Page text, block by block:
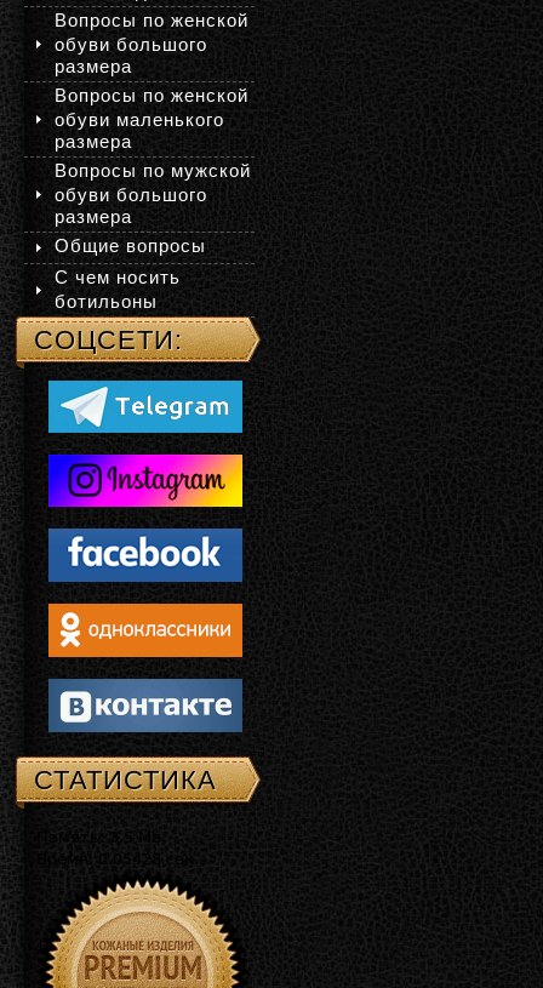
Вопросы по женской
обуви большого
размера
Вопросы по женской
обуви маленького
размера
Вопросы по мужской
обуви большого
размера
Общие вопросы
С чем носить
ботильоны
СОЦСЕТИ:
СТАТИСТИКА
Память: 3.5 Mb
Время: 0.05428 сек.